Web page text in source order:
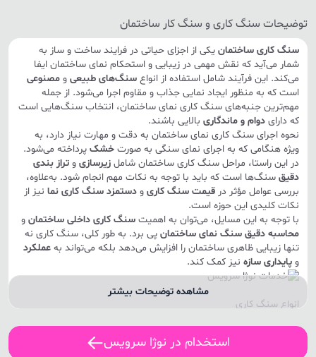
توضیحات سنگ کاری و سنگ کار ساختمان
سنگ کاری ساختمان یکی از اجزای حیاتی در فرایند ساخت و ساز به
شمار می‌آید که نقش مهمی در زیبایی و استحکام نمای ساختمان ایفا
می‌کند. این فرآیند شامل استفاده از انواع سنگ‌های طبیعی و مصنوعی
است که به منظور ایجاد نمایی جذاب و مقاوم اجرا می‌شود. از جمله
مهم‌ترین جنبه‌های سنگ کاری نمای ساختمان، انتخاب سنگ‌هایی است
که دارای دوام و ماندگاری بالایی باشند.
نحوه اجرای سنگ کاری نمای ساختمان به دقت و مهارت نیاز دارد، به
ویژه هنگامی که به اجرای نمای سنگی به صورت خشک پرداخته می‌شود.
در این راستا، مراحل سنگ کاری ساختمان شامل زیرسازی و تراز بندی
دقیق سنگ‌ها است که باید با توجه به نکات مهم انجام شود. به‌علاوه،
بررسی عوامل مؤثر در قیمت سنگ کاری و دستمزد سنگ کاری نما نیز از
نکات کلیدی این حوزه است.
با توجه به این مسایل، می‌توان به اهمیت سنگ کاری داخلی ساختمان و
محاسبه دقیق سنگ نمای ساختمان پی برد. به طور کلی، سنگ کاری نه
تنها زیبایی ظاهری ساختمان را افزایش می‌دهد بلکه می‌تواند به عملکرد
و پایداری سازه نیز کمک کند.
انواع سنگ کاری
این فرآیند به دو دسته اصلی تقسیم می‌شود:
مشاهده توضیحات بیشتر
استخدام در نوژا سرویس